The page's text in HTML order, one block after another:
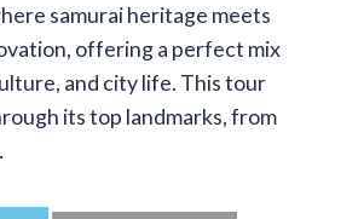
samurai heritage meets
offering a perfect mix
and city life. This tour
its top landmarks, from